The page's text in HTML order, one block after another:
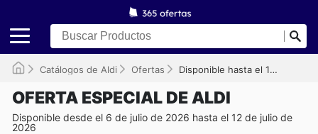
Catálogos de Aldi Ofertas Disponible hasta el 12/07/2026
OFERTA ESPECIAL DE ALDI
Disponible desde el 6 de julio de 2026 hasta el 12 de julio de
2026